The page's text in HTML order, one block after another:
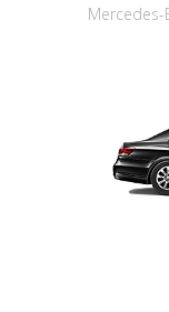
Mercedes-